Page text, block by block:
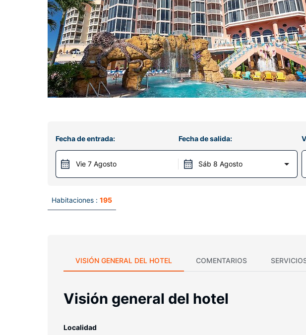
Fecha de entrada:
Vie 7 Agosto
Fecha de salida:
Sáb 8 Agosto
Habitaciones : 195
VISIÓN GENERAL DEL HOTEL COMENTARIOS
Visión general del hotel
Localidad